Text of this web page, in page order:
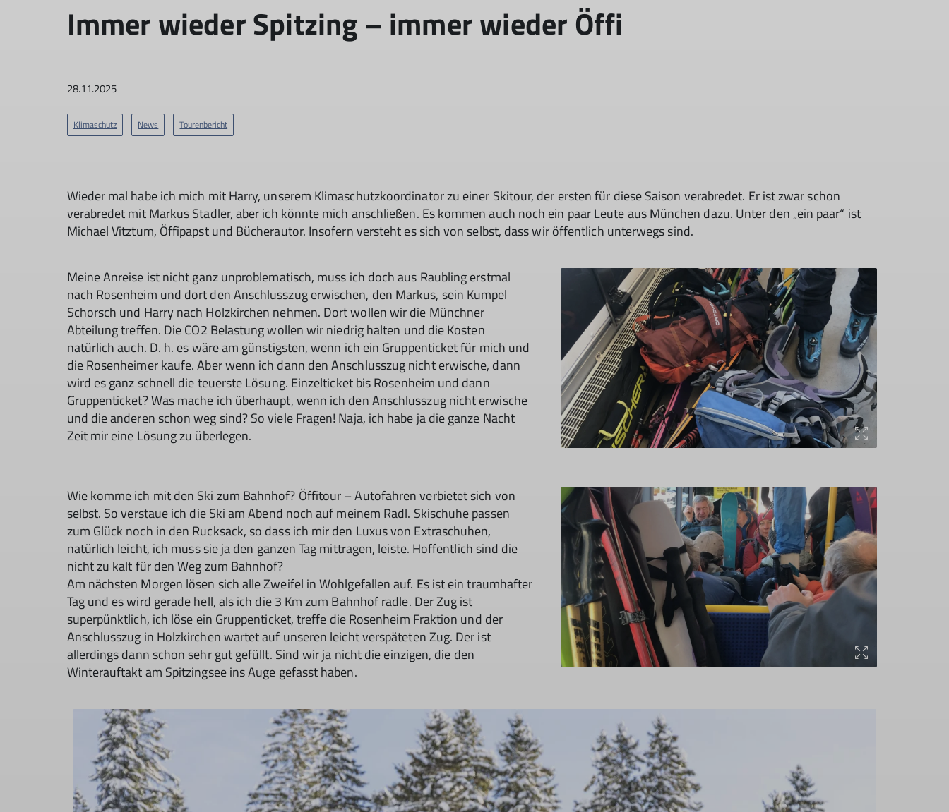
Immer wieder Spitzing – immer wieder Öffi
28.11.2025
Klimaschutz News Tourenbericht
Wieder mal habe ich mich mit Harry, unserem Klimaschutzkoordinator zu einer Skitour, der ersten für diese Saison verabredet. Er ist zwar schon
verabredet mit Markus Stadler, aber ich könnte mich anschließen. Es kommen auch noch ein paar Leute aus München dazu. Unter den „ein paar“ ist
Michael Vitztum, Öffipapst und Bücherautor. Insofern versteht es sich von selbst, dass wir öffentlich unterwegs sind.
Meine Anreise ist nicht ganz unproblematisch, muss ich doch aus Raubling erstmal
nach Rosenheim und dort den Anschlusszug erwischen, den Markus, sein Kumpel
Schorsch und Harry nach Holzkirchen nehmen. Dort wollen wir die Münchner
Abteilung treffen. Die CO2 Belastung wollen wir niedrig halten und die Kosten
natürlich auch. D. h. es wäre am günstigsten, wenn ich ein Gruppenticket für mich und
die Rosenheimer kaufe. Aber wenn ich dann den Anschlusszug nicht erwische, dann
wird es ganz schnell die teuerste Lösung. Einzelticket bis Rosenheim und dann
Gruppenticket? Was mache ich überhaupt, wenn ich den Anschlusszug nicht erwische
und die anderen schon weg sind? So viele Fragen! Naja, ich habe ja die ganze Nacht
Zeit mir eine Lösung zu überlegen.
Wie komme ich mit den Ski zum Bahnhof? Öffitour – Autofahren verbietet sich von
selbst. So verstaue ich die Ski am Abend noch auf meinem Radl. Skischuhe passen
zum Glück noch in den Rucksack, so dass ich mir den Luxus von Extraschuhen,
natürlich leicht, ich muss sie ja den ganzen Tag mittragen, leiste. Hoffentlich sind die
nicht zu kalt für den Weg zum Bahnhof?
Am nächsten Morgen lösen sich alle Zweifel in Wohlgefallen auf. Es ist ein traumhafter
Tag und es wird gerade hell, als ich die 3 Km zum Bahnhof radle. Der Zug ist
superpünktlich, ich löse ein Gruppenticket, treffe die Rosenheim Fraktion und der
Anschlusszug in Holzkirchen wartet auf unseren leicht verspäteten Zug. Der ist
allerdings dann schon sehr gut gefüllt. Sind wir ja nicht die einzigen, die den
Winterauftakt am Spitzingsee ins Auge gefasst haben.